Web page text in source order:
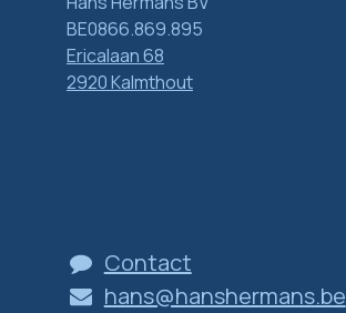
BE0866.869.895
Ericalaan 68
2920 Kalmthout
Contact
hans@hanshermans.be